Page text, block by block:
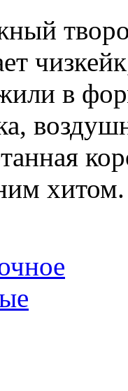
в
хитом.